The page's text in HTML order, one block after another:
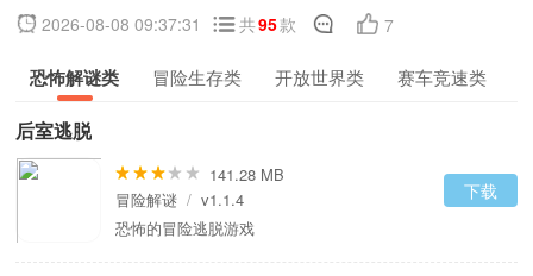
2026-08-08 09:37:31
共95款 7
恐怖解谜类 冒险生存类 开放世界类 赛车竞速类
后室逃脱
141.28 MB
冒险解谜 / v1.1.4
恐怖的冒险逃脱游戏
下载